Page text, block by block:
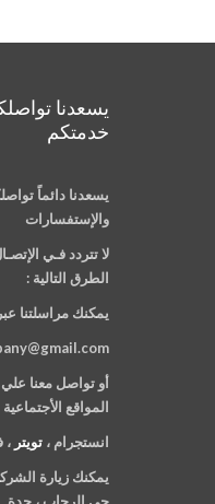
يسعدنا
خدمتكم
يسعدنا دائماً
والإستفسارات
لا تتردد فـي
الطرق التالية :
يمكنك مراسلتنا
أو تواصل معنا
المواقع الأجتماعية
انستجرام ، تويتر ،
يمكنك زيارة